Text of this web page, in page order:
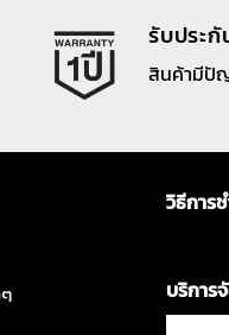
รับประ
สินค้ามีปั
วิธีการช
บริการ